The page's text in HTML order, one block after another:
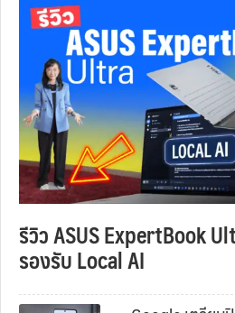
รีวิว ASUS ExpertBook
รองรับ Local AI